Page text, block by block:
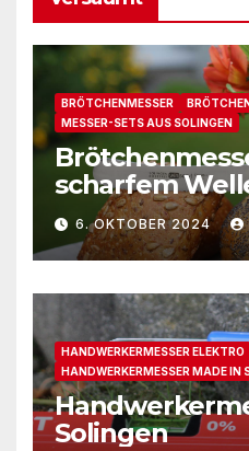
BRÖTCHENMESSER
MESSER-SETS AUS SOLINGEN
scharfem
6. OKTOBER 2024
HANDWERKERMESSER ELEKTRO
HANDWERKERMESSER MADE IN
Solingen